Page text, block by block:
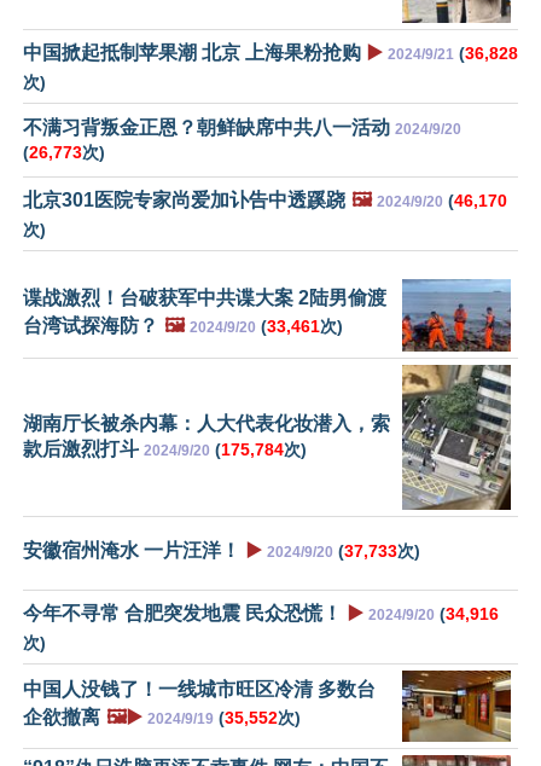
中国掀起抵制苹果潮 北京 上海果粉抢购 ▶️ 2024/9/21 (36,828
次)
不满习背叛金正恩？朝鲜缺席中共八一活动 2024/9/20
(26,773次)
北京301医院专家尚爱加讣告中透蹊跷 🖼️ 2024/9/20 (46,170
次)
谍战激烈！台破获军中共谍大案 2陆男偷渡
台湾试探海防？ 🖼️ 2024/9/20 (33,461次)
湖南厅长被杀内幕：人大代表化妆潜入，索
款后激烈打斗 2024/9/20 (175,784次)
安徽宿州淹水 一片汪洋！ ▶️ 2024/9/20 (37,733次)
今年不寻常 合肥突发地震 民众恐慌！ ▶️ 2024/9/20 (34,916
次)
中国人没钱了！一线城市旺区冷清 多数台
企欲撤离 🖼️▶️ 2024/9/19 (35,552次)